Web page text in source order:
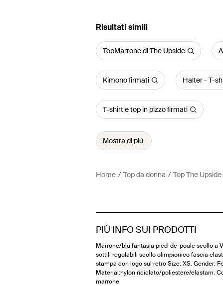
Risultati simili
TopMarrone di The Upside
Kimono firmati Halter - T-
T-shirt e top in pizzo firmati
Mostra di più
Home Top da donna Top The Upside
PIÙ INFO SUI PRODOTTI
Marrone/blu fantasia pied-de-poule scollo a
sottili regolabili scollo olimpionico fascia
stampa con logo sul retro Size: XS. Gender:
Material:nylon riciclato/poliestere/elastam.
marrone